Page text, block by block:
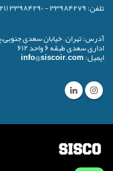
تلفن:
آدرس:تهران – خیابان سعدی
اداری سعدی طبقه ۶ واحد ۶۱۲
ایمیل: